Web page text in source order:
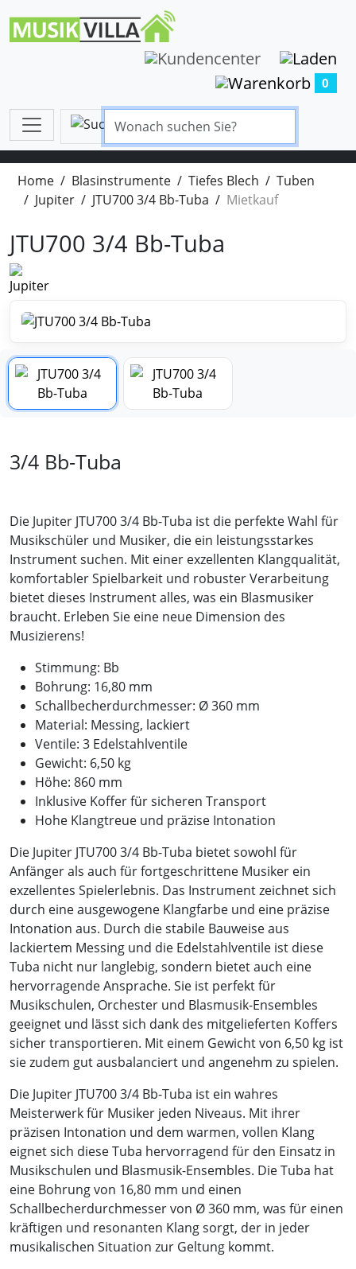
0
Home Blasinstrumente Tiefes Blech
Tuben
Jupiter
JTU700 3/4 Bb-Tuba Mietkauf
JTU700 3/4 Bb-Tuba
3/4 Bb-Tuba
Die Jupiter JTU700 3/4 Bb-Tuba ist die perfekte Wahl für
Musikschüler und Musiker, die ein leistungsstarkes
Instrument suchen. Mit einer exzellenten Klangqualität,
komfortabler Spielbarkeit und robuster Verarbeitung
bietet dieses Instrument alles, was ein Blasmusiker
braucht. Erleben Sie eine neue Dimension des
Musizierens!
Stimmung: Bb
Bohrung: 16,80 mm
Schallbecherdurchmesser: Ø 360 mm
Material: Messing, lackiert
Ventile: 3 Edelstahlventile
Gewicht: 6,50 kg
Höhe: 860 mm
Inklusive Koffer für sicheren Transport
Hohe Klangtreue und präzise Intonation
Die Jupiter JTU700 3/4 Bb-Tuba bietet sowohl für
Anfänger als auch für fortgeschrittene Musiker ein
exzellentes Spielerlebnis. Das Instrument zeichnet sich
durch eine ausgewogene Klangfarbe und eine präzise
Intonation aus. Durch die stabile Bauweise aus
lackiertem Messing und die Edelstahlventile ist diese
Tuba nicht nur langlebig, sondern bietet auch eine
hervorragende Ansprache. Sie ist perfekt für
Musikschulen, Orchester und Blasmusik-Ensembles
geeignet und lässt sich dank des mitgelieferten Koffers
sicher transportieren. Mit einem Gewicht von 6,50 kg ist
sie zudem gut ausbalanciert und angenehm zu spielen.
Die Jupiter JTU700 3/4 Bb-Tuba ist ein wahres
Meisterwerk für Musiker jeden Niveaus. Mit ihrer
präzisen Intonation und dem warmen, vollen Klang
eignet sich diese Tuba hervorragend für den Einsatz in
Musikschulen und Blasmusik-Ensembles. Die Tuba hat
eine Bohrung von 16,80 mm und einen
Schallbecherdurchmesser von Ø 360 mm, was für einen
kräftigen und resonanten Klang sorgt, der in jeder
musikalischen Situation zur Geltung kommt.